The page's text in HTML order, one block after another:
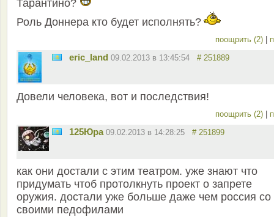
Тарантино?
Роль Доннера кто будет исполнять?
поощрить (2)
eric_land 09.02.2013 в 13:45:54 # 251889
Довели человека, вот и последствия!
поощрить (2)
125Юра 09.02.2013 в 14:28:25 # 251899
как они достали с этим театром. уже знают что
придумать чтоб протолкнуть проект о запрете
оружия. достали уже больше даже чем россия со
своими педофилами